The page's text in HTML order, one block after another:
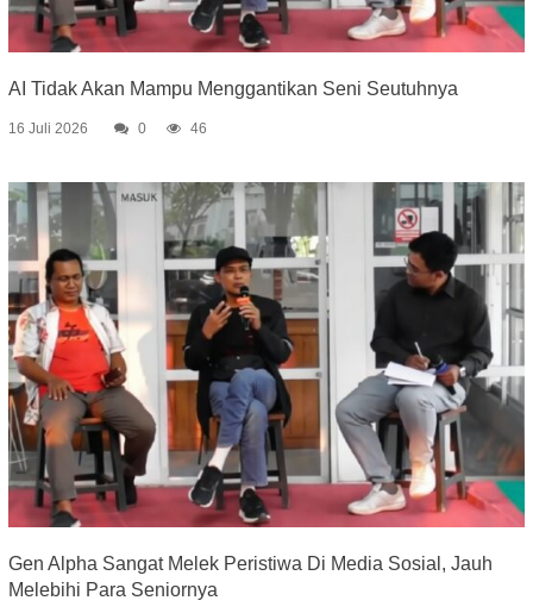
AI Tidak Akan Mampu Menggantikan Seni Seutuhnya
16 Juli 2026 0 46
Gen Alpha Sangat Melek Peristiwa Di Media Sosial, Jauh
Melebihi Para Seniornya